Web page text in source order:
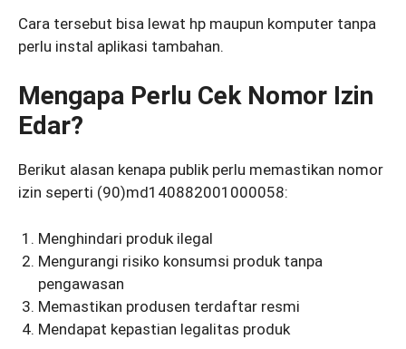
Cara tersebut bisa lewat hp maupun komputer tanpa
perlu instal aplikasi tambahan.
Mengapa Perlu Cek Nomor Izin
Edar?
Berikut alasan kenapa publik perlu memastikan nomor
izin seperti (90)md140882001000058:
Menghindari produk ilegal
Mengurangi risiko konsumsi produk tanpa
pengawasan
Memastikan produsen terdaftar resmi
Mendapat kepastian legalitas produk